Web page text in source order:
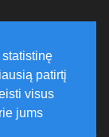
kūrimąsi
patirtį
visus
jums